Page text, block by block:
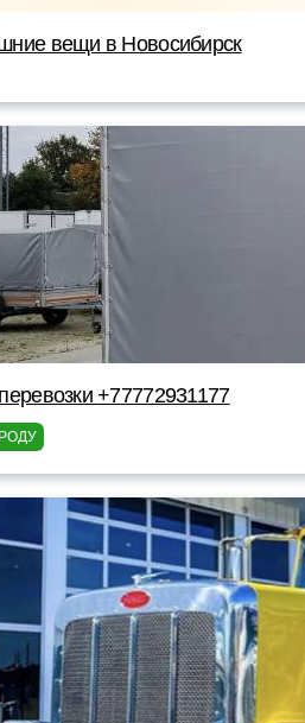
вещи в Новосибирск
+77772931177